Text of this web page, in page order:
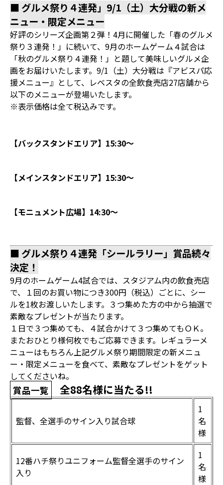
■ グルメ祭り４連発」9/1（土）大分戦の新メ
ニュー・限定メニュー
好評のシリーズ企画第２弾！4月に開催した「春のグルメ
祭り３連発！」に続いて、9月のホームゲーム４試合は
「秋のグルメ祭り４連発！」と題して美味しいグルメ企
画をお届けいたします。9/1（土）大分戦は『アビスパ応
援メニュー』として、レベスタの全飲食売店27店舗から
以下のメニューが登場いたします。
※表示価格は全て税込みです。
【バックスタンドエリア】15:30～
【メインスタンドエリア】15:30～
【モニュメント広場】14:30～
■ グルメ祭り４連発「シールラリー」賞品続々
決定！
9月のホームゲーム4試合では、スタジアム内の飲食売店
で、１回のお買い物につき300円（税込）ごとに、シー
ルを1枚お渡しいたします。３つ集めた方の中から抽選で
素敵なプレゼントが当たります。
１日で３つ集めても、４試合かけて３つ集めてもＯＫ。
またおひとり様何枚でもご応募できます。レギュラーメ
ニューはもちろん上記グルメ祭り期間限定の新メニュ
ー・限定メニューを食べて、素敵なプレゼントをゲット
してくださいね。
賞品一覧 全88名様に当たる!!
監督、全選手のサイン入り試合球
1
名
様
12番ハチ祭りユニフォーム監督全選手のサイン
入り
1
名
様